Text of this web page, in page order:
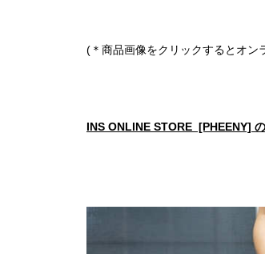
(＊商品画像をクリックするとオン
INS ONLINE STORE [PHEENY]